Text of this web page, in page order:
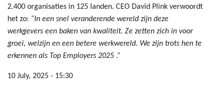
2.400 organisaties in 125 landen. CEO David Plink verwoordt
het zo: “In een snel veranderende wereld zijn deze
werkgevers een baken van kwaliteit. Ze zetten zich in voor
groei, welzijn en een betere werkwereld. We zijn trots hen te
erkennen als Top Employers 2025 .”
10 July, 2025 - 15:30